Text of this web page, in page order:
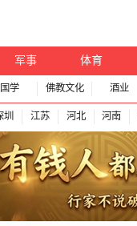
军事 体育
国学 佛教文化 酒业
圳 江苏 河北 河南